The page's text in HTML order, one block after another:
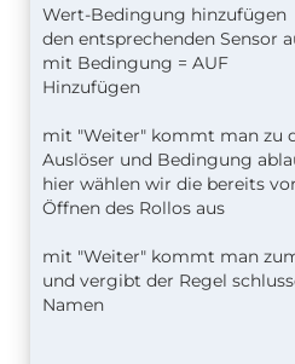
Wert-Bedingung hinzufügen
den entsprechenden Sensor
mit Bedingung = AUF
Hinzufügen
mit "Weiter" kommt man zu
Auslöser und Bedingung
hier wählen wir die bereits
Öffnen des Rollos aus
mit "Weiter" kommt man
und vergibt der Regel
Namen